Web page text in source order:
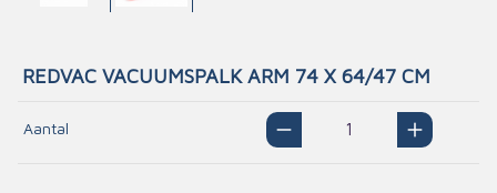
REDVAC VACUUMSPALK ARM 74 X 64/47 CM
Aantal